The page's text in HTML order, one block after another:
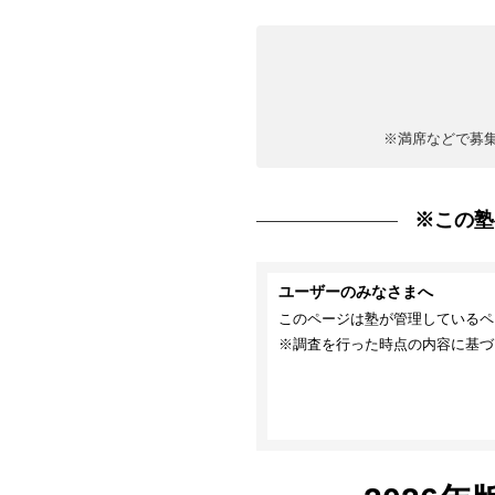
※満席などで募
※この塾
ユーザーのみなさまへ
このページは塾が管理している
※調査を行った時点の内容に基